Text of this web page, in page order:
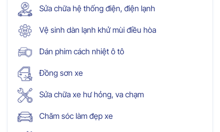
Sửa chữa hệ thống điện, điện lạnh
Vệ sinh dàn lạnh khử mùi điều hòa
Dán phim cách nhiệt ô tô
Đồng sơn xe
Sửa chữa xe hư hỏng, va chạm
Chăm sóc làm đẹp xe